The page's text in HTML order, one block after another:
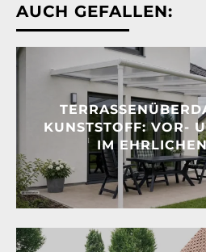
AUCH GEFALLEN:
KUNSTSTOFF: VOR-
IM